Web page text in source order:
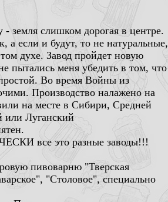
- земля слишком дорогая в центре.
а если и будут, то не натуральные,
духе. Завод пройдет новую
пытались меня убедить в том, что
Во время Войны из
Производство налажено на
на месте в Сибири, Средней
или Луганский
все это разные заводы!!!
пивоварню "Тверская
"Столовое", специально